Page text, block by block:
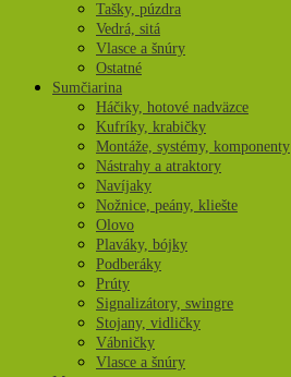
Tašky, púzdra
Vedrá, sitá
Vlasce a šnúry
Ostatné
Sumčiarina
Háčiky, hotové nadväzce
Kufríky, krabičky
Montáže, systémy, komponenty
Nástrahy a atraktory
Navíjaky
Nožnice, peány, kliešte
Olovo
Plaváky, bójky
Podberáky
Prúty
Signalizátory, swingre
Stojany, vidličky
Vábničky
Vlasce a šnúry